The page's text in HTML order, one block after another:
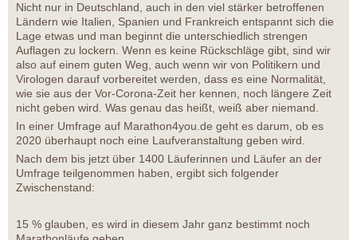
Nicht nur in Deutschland, auch in den viel stärker betroffenen
Ländern wie Italien, Spanien und Frankreich entspannt sich die
Lage etwas und man beginnt die unterschiedlich strengen
Auflagen zu lockern. Wenn es keine Rückschläge gibt, sind wir
also auf einem guten Weg, auch wenn wir von Politikern und
Virologen darauf vorbereitet werden, dass es eine Normalität,
wie sie aus der Vor-Corona-Zeit her kennen, noch längere Zeit
nicht geben wird. Was genau das heißt, weiß aber niemand.
In einer Umfrage auf Marathon4you.de geht es darum, ob es
2020 überhaupt noch eine Laufveranstaltung geben wird.
Nach dem bis jetzt über 1400 Läuferinnen und Läufer an der
Umfrage teilgenommen haben, ergibt sich folgender
Zwischenstand:
15 % glauben, es wird in diesem Jahr ganz bestimmt noch